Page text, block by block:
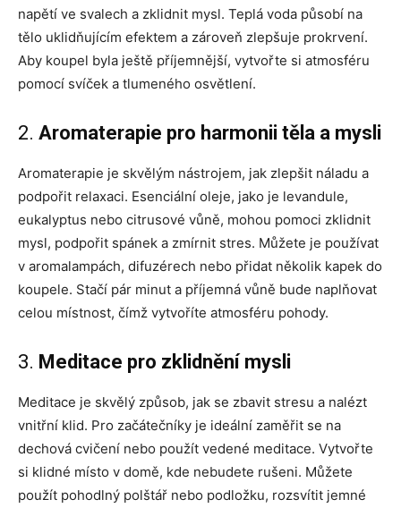
napětí ve svalech a zklidnit mysl. Teplá voda působí na
tělo uklidňujícím efektem a zároveň zlepšuje prokrvení.
Aby koupel byla ještě příjemnější, vytvořte si atmosféru
pomocí svíček a tlumeného osvětlení.
2. Aromaterapie pro harmonii těla a mysli
Aromaterapie je skvělým nástrojem, jak zlepšit náladu a
podpořit relaxaci. Esenciální oleje, jako je levandule,
eukalyptus nebo citrusové vůně, mohou pomoci zklidnit
mysl, podpořit spánek a zmírnit stres. Můžete je používat
v aromalampách, difuzérech nebo přidat několik kapek do
koupele. Stačí pár minut a příjemná vůně bude naplňovat
celou místnost, čímž vytvoříte atmosféru pohody.
3. Meditace pro zklidnění mysli
Meditace je skvělý způsob, jak se zbavit stresu a nalézt
vnitřní klid. Pro začátečníky je ideální zaměřit se na
dechová cvičení nebo použít vedené meditace. Vytvořte
si klidné místo v domě, kde nebudete rušeni. Můžete
použít pohodlný polštář nebo podložku, rozsvítit jemné